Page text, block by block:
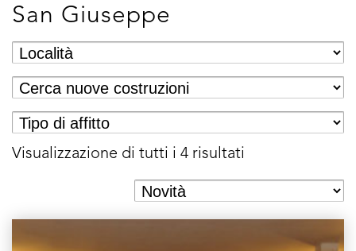
San Giuseppe
Visualizzazione di tutti i 4 risultati